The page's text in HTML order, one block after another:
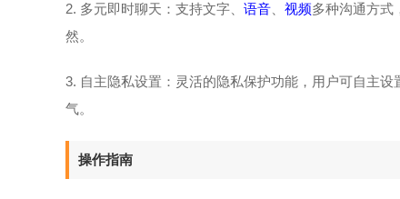
2. 多元即时聊天：支持文字、 语音 视频多种沟通方式
然。
3. 自主隐私设置：灵活的隐私保护功能，用户可自主
气。
操作指南